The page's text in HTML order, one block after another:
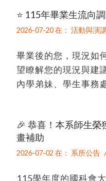
⭐ 115年畢業生流向
2026-07-20 在： 活動與演
畢業後的您，現況如
望瞭解您的現況與建
內學弟妹、學生事務
🎉 恭喜！本系師生榮
畫補助
2026-07-02 在： 系所公告
115學年度的國科會